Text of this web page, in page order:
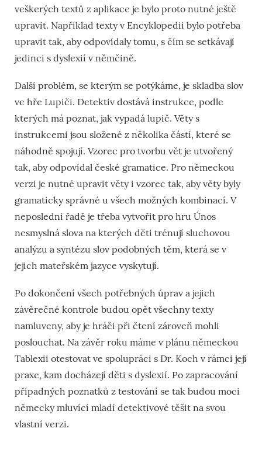
veškerých textů z aplikace je bylo proto nutné ještě
upravit. Například texty v Encyklopedii bylo potřeba
upravit tak, aby odpovídaly tomu, s čím se setkávají
jedinci s dyslexií v němčině.
Další problém, se kterým se potýkáme, je skladba slov
ve hře Lupiči. Detektiv dostává instrukce, podle
kterých má poznat, jak vypadá lupič. Věty s
instrukcemi jsou složené z několika částí, které se
náhodně spojují. Vzorec pro tvorbu vět je utvořený
tak, aby odpovídal české gramatice. Pro německou
verzi je nutné upravit věty i vzorec tak, aby věty byly
gramaticky správné u všech možných kombinací. V
neposlední řadě je třeba vytvořit pro hru Únos
nesmyslná slova na kterých děti trénují sluchovou
analýzu a syntézu slov podobných těm, která se v
jejich mateřském jazyce vyskytují.
Po dokončení všech potřebných úprav a jejich
závěrečné kontrole budou opět všechny texty
namluveny, aby je hráči při čtení zároveň mohli
poslouchat. Na závěr roku máme v plánu německou
Tablexii otestovat ve spolupráci s Dr. Koch v rámci její
praxe, kam docházejí děti s dyslexií. Po zapracování
případných poznatků z testování se tak budou moci
německy mluvící mladí detektivové těšit na svou
vlastní verzi.